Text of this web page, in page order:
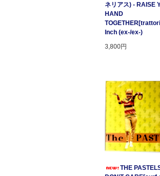
ネリアス) - RAISE
HAND
Inch (ex-/ex-)
3,800円
THE